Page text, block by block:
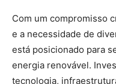
Com um compromisso
e a necessidade de
está posicionado para
energia renovável.
tecnologia,